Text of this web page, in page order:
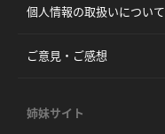
個人情報の取扱いについて
ご意見・ご感想
姉妹サイト